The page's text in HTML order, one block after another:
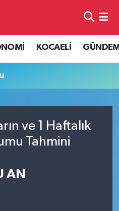
KOCAELİ
ve 1 Haftalık
Tahmini
AN
ve Fikstür